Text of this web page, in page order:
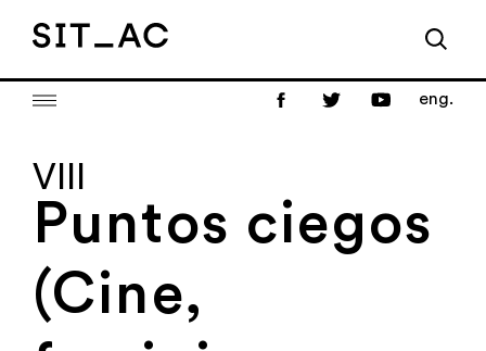
eng.
VIII
Puntos ciegos
(Cine,